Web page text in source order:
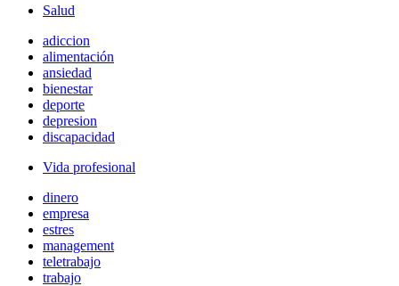
Salud
adiccion
alimentación
ansiedad
bienestar
deporte
depresion
discapacidad
Vida profesional
dinero
empresa
estres
management
teletrabajo
trabajo